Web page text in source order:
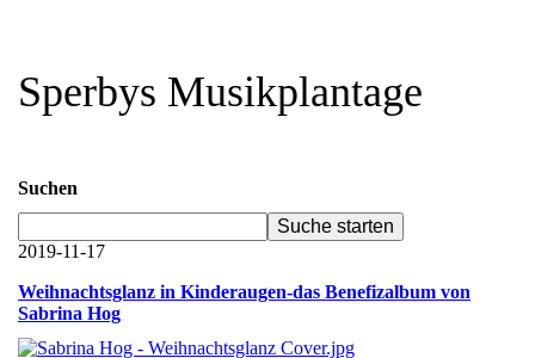
Sperbys Musikplantage
Suchen
2019-11-17
Weihnachtsglanz in Kinderaugen-das Benefizalbum von
Sabrina Hog